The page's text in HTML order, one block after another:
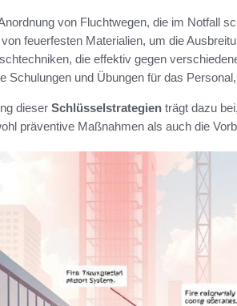
von Fluchtwegen, die im Notfall
feuerfesten Materialien, um die
die effektiv gegen
Schulungen und Übungen für das
dieser Schlüsselstrategien trägt dazu
präventive Maßnahmen als auch die